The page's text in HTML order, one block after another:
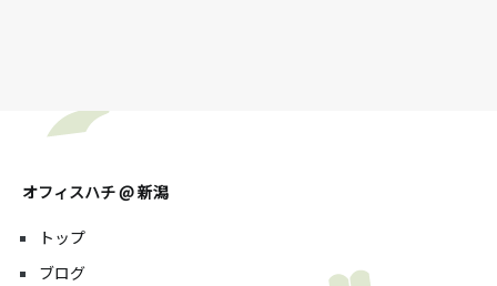
オフィスハチ @ 新潟
トップ
ブログ